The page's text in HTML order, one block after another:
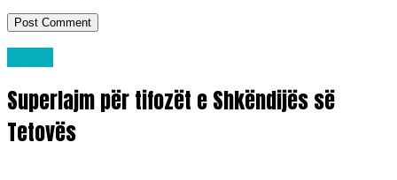
Superlajm për tifozët e Shkëndijës së
Tetovës